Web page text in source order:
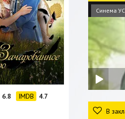
Синема УС
В
6.8
4.7